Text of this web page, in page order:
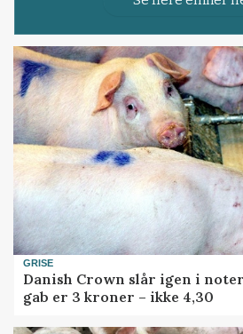
GRISE
Danish Crown slår igen i
gab er 3 kroner – ikke 4,30